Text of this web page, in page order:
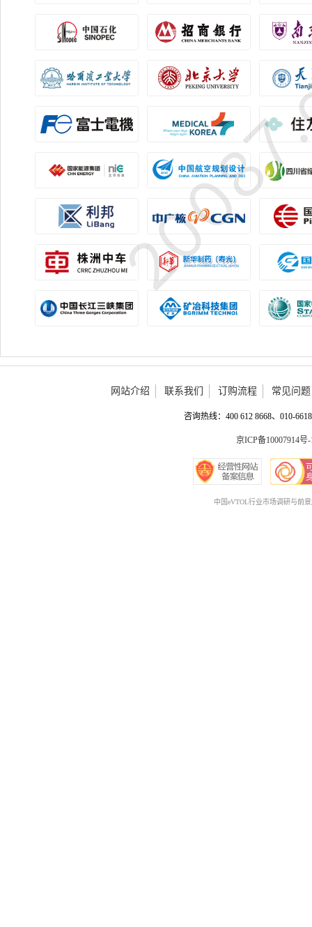
网站介绍 联系我们 订购流程 常见问题
咨询热线：400 612 8668、010-
京ICP备10007914号-
中国eVTOL行业市场调研与前